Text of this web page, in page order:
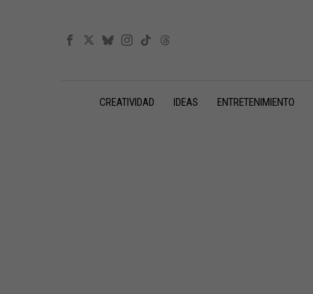
CREATIVIDAD IDEAS ENTRETENIMIENTO